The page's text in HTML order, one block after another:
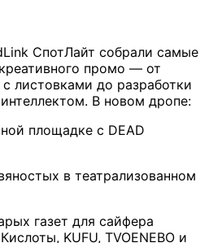
СпотЛайт собрали самые
промо — от
листовками до разработки
В новом дропе:
площадке с DEAD
в театрализованном
газет для сайфера
KUFU, TVOENEBO и